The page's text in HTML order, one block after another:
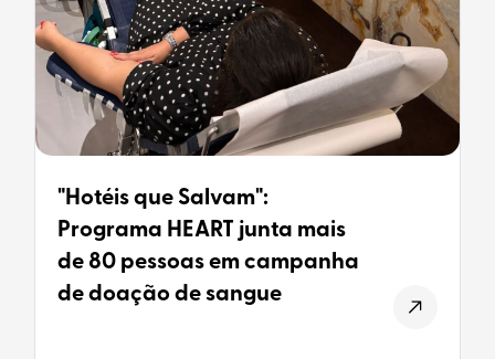
"Hotéis que Salvam":
Programa HEART junta mais
de 80 pessoas em campanha
de doação de sangue